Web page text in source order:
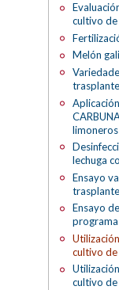
cultivo
Melón
trasplante
limoneros
lechuga
Ensayo
Ensayo
cultivo
cultivo